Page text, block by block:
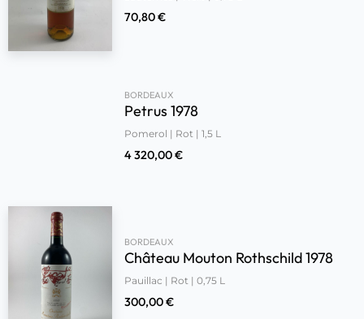
70,80€
BORDEAUX
Petrus 1978
Pomerol | Rot | 1,5 L
4 320,00€
BORDEAUX
Château Mouton Rothschild 1978
Pauillac | Rot | 0,75 L
300,00€